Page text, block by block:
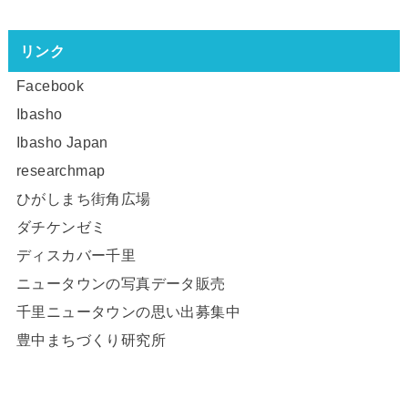
リンク
Facebook
Ibasho
Ibasho Japan
researchmap
ひがしまち街角広場
ダチケンゼミ
ディスカバー千里
ニュータウンの写真データ販売
千里ニュータウンの思い出募集中
豊中まちづくり研究所